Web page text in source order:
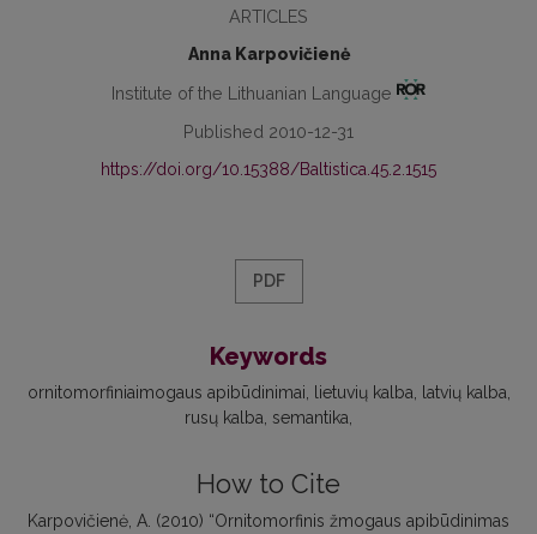
ARTICLES
Anna Karpovičienė
Institute of the Lithuanian Language
Published 2010-12-31
https://doi.org/10.15388/Baltistica.45.2.1515
PDF
Keywords
ornitomorfiniaimogaus apibūdinimai lietuvių kalba
latvių kalba
rusų kalba semantika
How to Cite
Karpovičienė, A. (2010) “Ornitomorfinis žmogaus apibūdinimas